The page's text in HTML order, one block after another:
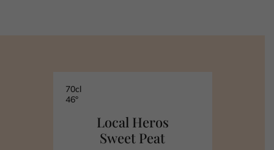
70cl
46°
Local Heros
Sweet Peat